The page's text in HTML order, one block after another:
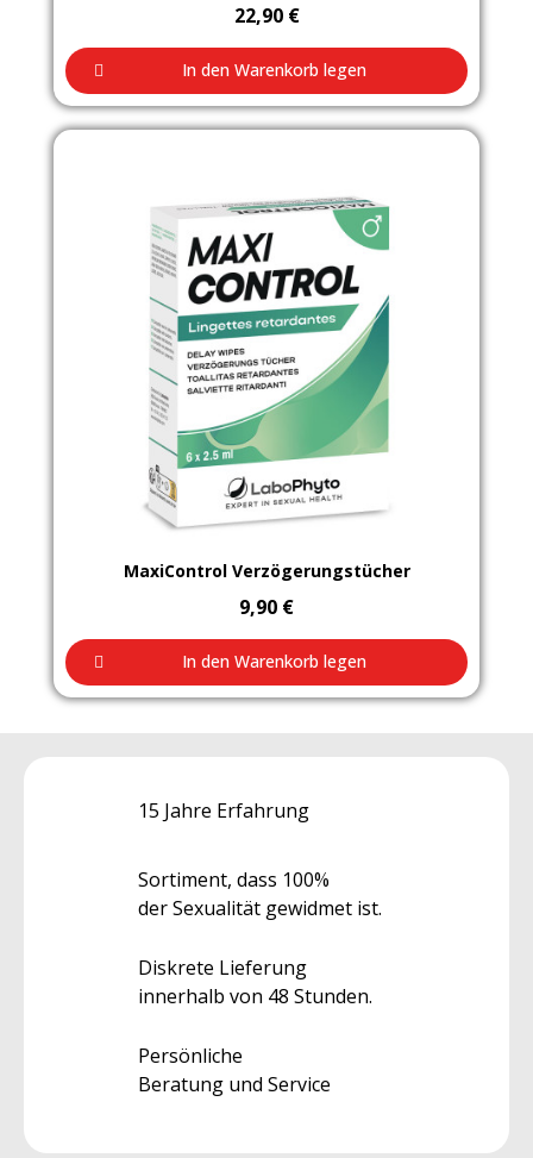
22,90 €
In den Warenkorb legen
Aperçu rapide
MaxiControl Verzögerungstücher
9,90 €
In den Warenkorb legen
15 Jahre Erfahrung
Sortiment, dass 100%
der Sexualität gewidmet ist.
Diskrete Lieferung
innerhalb von 48 Stunden.
Persönliche
Beratung und Service